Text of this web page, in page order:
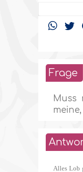
Frage
Muss
Alles Lob